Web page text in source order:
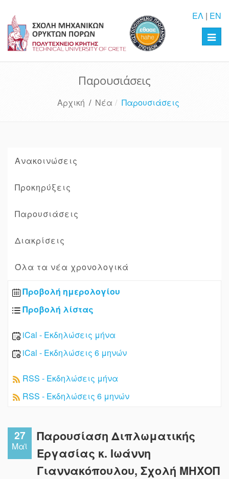
ΕΛ | EN
Παρουσιάσεις
Αρχική / Νέα Παρουσιάσεις
Ανακοινώσεις
Προκηρύξεις
Παρουσιάσεις
Διακρίσεις
Όλα τα νέα χρονολογικά
Προβολή ημερολογίου
Προβολή λίστας
iCal - Εκδηλώσεις μήνα
iCal - Εκδηλώσεις 6 μηνών
RSS - Εκδηλώσεις μήνα
RSS - Εκδηλώσεις 6 μηνών
27
Μαϊ
Παρουσίαση Διπλωματικής
Εργασίας κ. Ιωάννη
Γιαννακόπουλου, Σχολή ΜΗΧΟΠ